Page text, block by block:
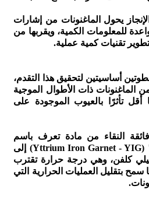
يحول الماغنونات من إشارات
للمعلومات الكمية، ويقربها من
تقنيات كمية عملية.
أساسيتين لتحقيق هذا التقدم،
الماغنونات ذات الأطوال الموجية
أقل تأثرًا بالعيوب الموجودة على
فائقة النقاء من مادة تعرف باسم
"غارنيت الإيتريوم والحديد" (Yttrium Iron Garnet - YIG) إلى
حرارة تبلغ نحو 30 ميلي كلفن، وهي درجة حرارة تقترب
بتقليل العمليات الحرارية التي